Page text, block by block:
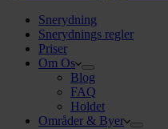
Snerydning
Snerydnings regler
Priser
Om Os
Blog
FAQ
Holdet
Områder & Byer